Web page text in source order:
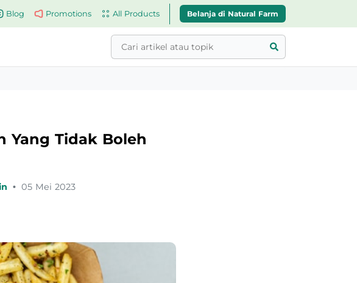
Blog Promotions All Products Belanja di Natural Farm
Yang Tidak Boleh
• 05 Mei 2023